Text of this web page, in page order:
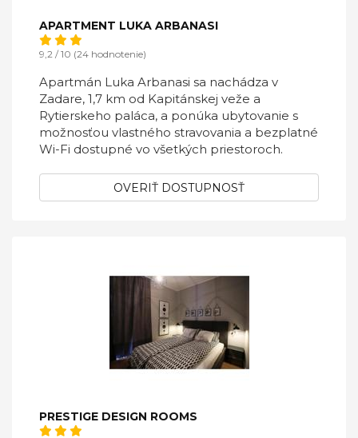
APARTMENT LUKA ARBANASI
9,2 / 10 (24 hodnotenie)
Apartmán Luka Arbanasi sa nachádza v
Zadare, 1,7 km od Kapitánskej veže a
Rytierskeho paláca, a ponúka ubytovanie s
možnosťou vlastného stravovania a bezplatné
Wi-Fi dostupné vo všetkých priestoroch.
OVERIŤ DOSTUPNOSŤ
PRESTIGE DESIGN ROOMS